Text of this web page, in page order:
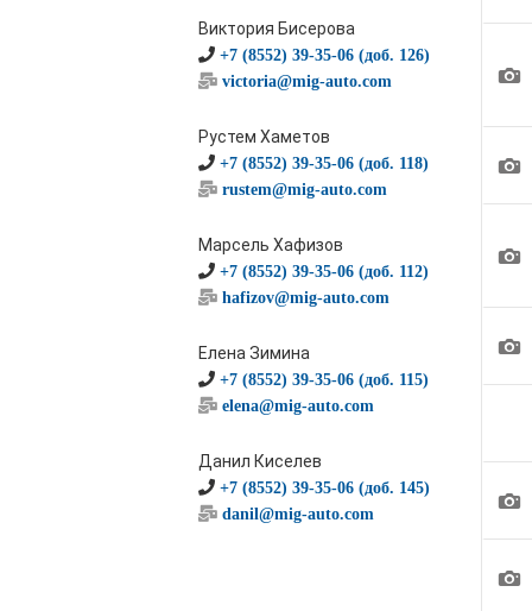
Виктория Бисерова
+7 (8552) 39-35-06 (доб. 126)
victoria@mig-auto.com
Рустем Хаметов
+7 (8552) 39-35-06 (доб. 118)
rustem@mig-auto.com
Марсель Хафизов
+7 (8552) 39-35-06 (доб. 112)
hafizov@mig-auto.com
Елена Зимина
+7 (8552) 39-35-06 (доб. 115)
elena@mig-auto.com
Данил Киселев
+7 (8552) 39-35-06 (доб. 145)
danil@mig-auto.com
1
1
1
1
1
1